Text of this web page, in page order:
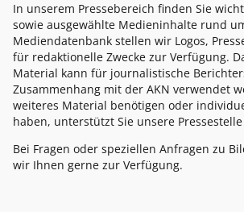
In unserem Pressebereich finden Sie
sowie ausgewählte Medieninhalte rund
Mediendatenbank stellen wir Logos,
für redaktionelle Zwecke zur Verfügung.
Material kann für journalistische
Zusammenhang mit der AKN verwendet
weiteres Material benötigen oder
haben, unterstützt Sie unsere
Bei Fragen oder speziellen Anfragen zu
wir Ihnen gerne zur Verfügung.